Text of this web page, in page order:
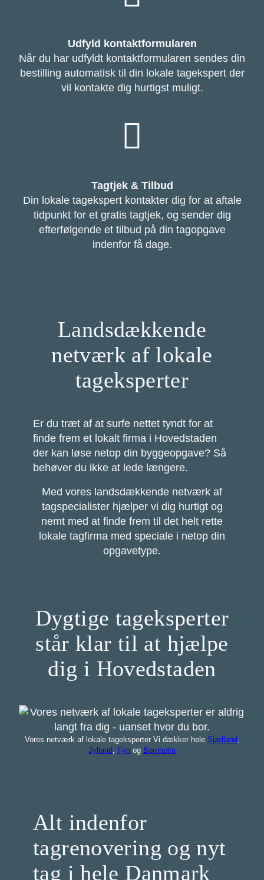
Udfyld kontaktformularen
Når du har udfyldt kontaktformularen sendes din
bestilling automatisk til din lokale tagekspert der
vil kontakte dig hurtigst muligt.
Tagtjek & Tilbud
Din lokale tagekspert kontakter dig for at aftale
tidpunkt for et gratis tagtjek, og sender dig
efterfølgende et tilbud på din tagopgave
indenfor få dage.
Landsdækkende
netværk af lokale
tageksperter
Er du træt af at surfe nettet tyndt for at
finde frem et lokalt firma i Hovedstaden
der kan løse netop din byggeopgave? Så
behøver du ikke at lede længere.
Med vores landsdækkende netværk af
tagspecialister hjælper vi dig hurtigt og
nemt med at finde frem til det helt rette
lokale tagfirma med speciale i netop din
opgavetype.
Dygtige tageksperter
står klar til at hjælpe
dig i Hovedstaden
Vores netværk af lokale tageksperter Vi dækker hele Sjælland
Jylland
Fyn og Bornholm
Alt indenfor
tagrenovering og nyt
tag i hele Danmark